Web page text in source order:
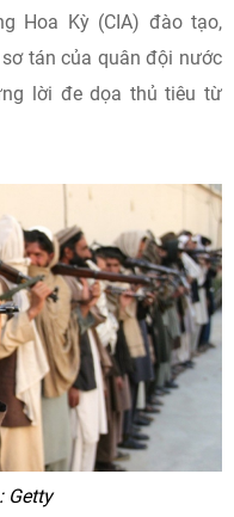
Hoa Kỳ (CIA) đào tạo,
tán của quân đội nước
lời đe dọa thủ tiêu từ
Getty